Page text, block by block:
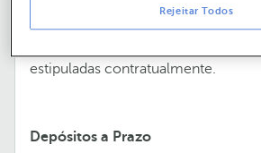
instante. Quando possuem uma
associada, asseguram uma
estipuladas contratualmente.
Depósitos a Prazo
Rejeitar Todos